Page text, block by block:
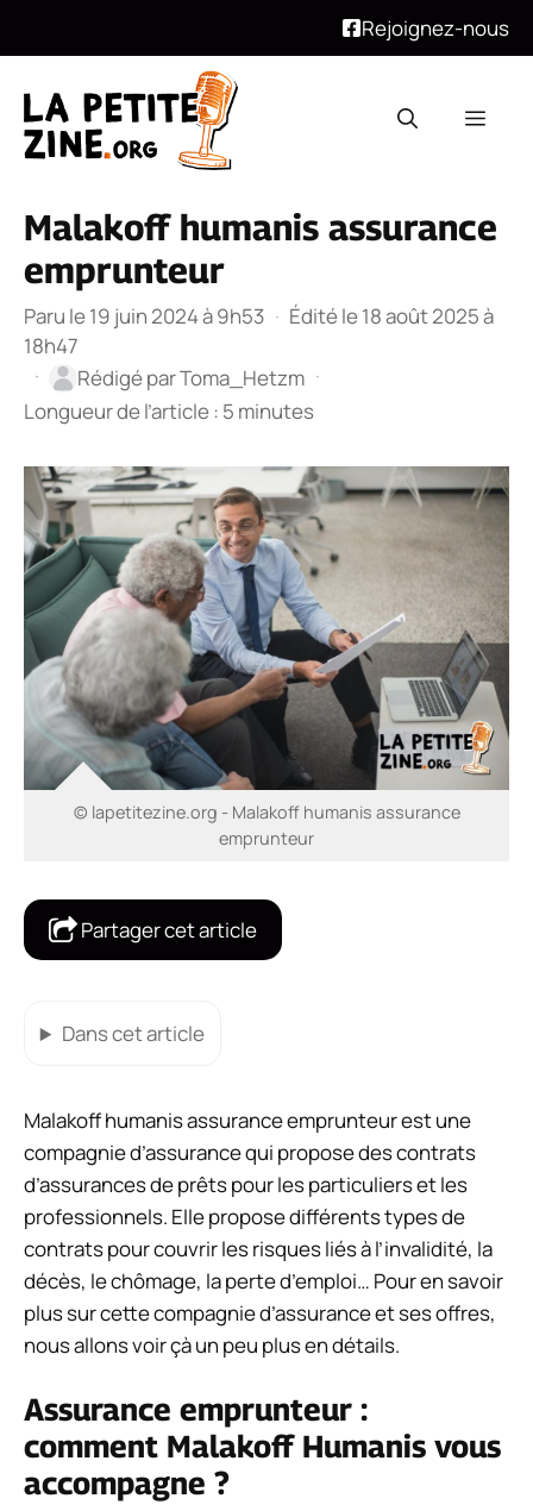
Rejoignez-nous
contenu
Malakoff humanis assurance
emprunteur
Paru le 19 juin 2024 à 9h53 · Édité le 18 août 2025 à
18h47
·
Rédigé parToma_Hetzm ·
Longueur de l’article : 5 minutes
© lapetitezine.org - Malakoff humanis assurance
emprunteur
Partager cet article
Dans cet article
Malakoff humanis assurance emprunteur est une
compagnie d’assurance qui propose des contrats
d’assurances de prêts pour les particuliers et les
professionnels. Elle propose différents types de
contrats pour couvrir les risques liés à l’invalidité, la
décès, le chômage, la perte d’emploi… Pour en savoir
plus sur cette compagnie d’assurance et ses offres,
nous allons voir çà un peu plus en détails.
Assurance emprunteur :
comment Malakoff Humanis vous
accompagne ?